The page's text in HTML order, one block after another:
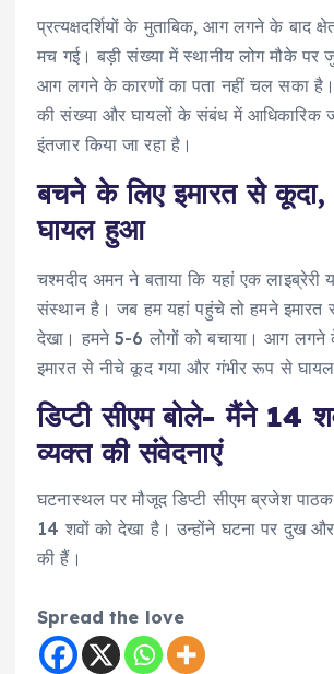
प्रत्यक्षदर्शियों के मुताबिक, आग लगने के बाद
मच गई। बड़ी संख्या में स्थानीय लोग मौके पर
आग लगने के कारणों का पता नहीं चल सका
की संख्या और घायलों के संबंध में आधिकारिक
इंतजार किया जा रहा है।
बचने के लिए इमारत से कूदा,
घायल हुआ
चश्मदीद अमन ने बताया कि यहां एक लाइब्रेरी
संस्थान है। जब हम यहां पहुंचे तो हमने
देखा। हमने 5-6 लोगों को बचाया। आग लगने
इमारत से नीचे कूद गया और गंभीर रूप से घायल
डिप्टी सीएम बोले- मैंने 14
व्यक्त की संवेदनाएं
घटनास्थल पर मौजूद डिप्टी सीएम ब्रजेश
14 शवों को देखा है। उन्होंने घटना पर दुख
की हैं।
Spread the love